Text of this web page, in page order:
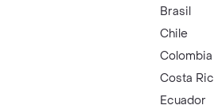
Brasil
Chile
Colombia
Costa
Ecuador